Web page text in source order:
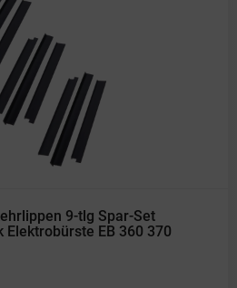
9-tlg Spar-Set
EB 360 370